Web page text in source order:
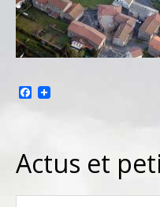
Facebook
Actus et